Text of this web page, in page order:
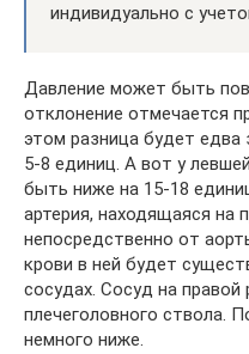
индивидуально с
Давление может быть
отклонение отмечается
этом разница будет едва
5-8 единиц. А вот у
быть ниже на 15-18
артерия, находящаяся на
непосредственно от
крови в ней будет
сосудах. Сосуд на
плечеголовного ствола.
немного ниже.